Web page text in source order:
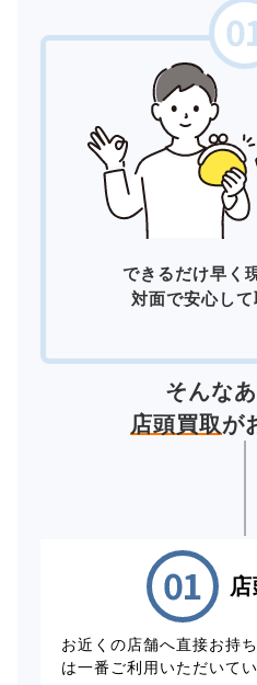
できるだけ早く
対面で安心して
そんな
店頭買取が
お近くの店舗へ直接お持
は一番ご利用いただいて